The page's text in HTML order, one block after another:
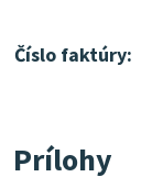
Číslo faktúry:
Prílohy